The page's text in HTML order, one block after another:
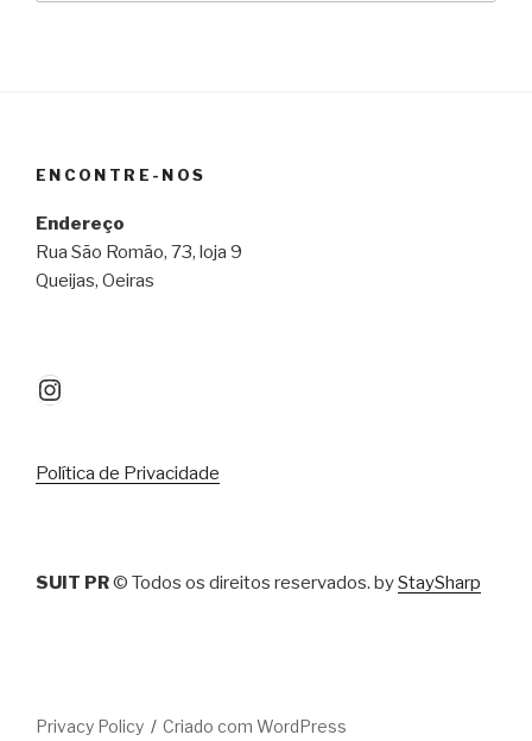
ENCONTRE-NOS
Endereço
Rua São Romão, 73, loja 9
Queijas, Oeiras
Instagram
Política de Privacidade
SUIT PR© Todos os direitos reservados. byStaySharp
Privacy Policy Criado com WordPress